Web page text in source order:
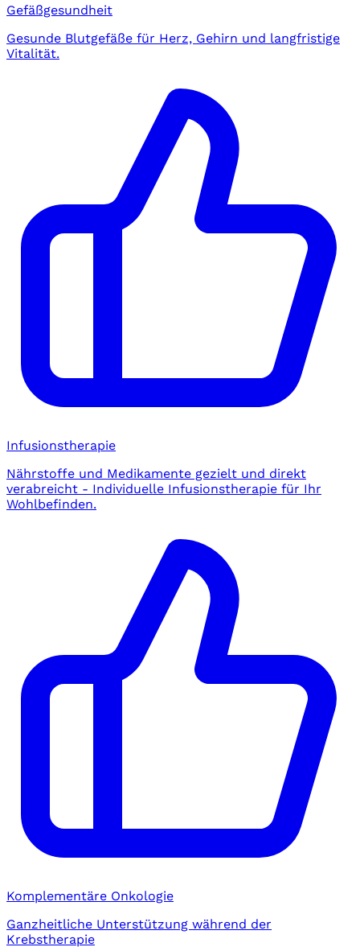
Gefäßgesundheit
Gesunde Blutgefäße für Herz, Gehirn und langfristige
Vitalität.
Infusionstherapie
Nährstoffe und Medikamente gezielt und direkt
verabreicht - Individuelle Infusionstherapie für Ihr
Wohlbefinden.
Komplementäre Onkologie
Ganzheitliche Unterstützung während der
Krebstherapie